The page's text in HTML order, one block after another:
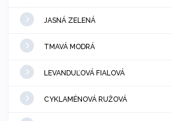
JASNÁ ZELENÁ
TMAVÁ MODRÁ
LEVANDUĽOVÁ FIALOVÁ
CYKLAMÉNOVÁ RUŽOVÁ